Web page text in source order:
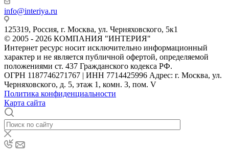
info@interiya.ru
125319, Россия, г. Москва, ул. Черняховского, 5к1
© 2005 - 2026 КОМПАНИЯ "ИНТЕРИЯ"
Интернет ресурс носит исключительно информационный
характер и не является публичной офертой, определяемой
положениями ст. 437 Гражданского кодекса РФ.
ОГРН 1187746271767 | ИНН 7714425996 Адрес: г. Москва, ул.
Черняховского, д. 5, этаж 1, комн. 3, пом. V
Политика конфиденциальности
Карта сайта